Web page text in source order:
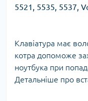
5521, 5535, 5537,
Клавіатура має
котра допоможе
ноутбука при
Детальніше про